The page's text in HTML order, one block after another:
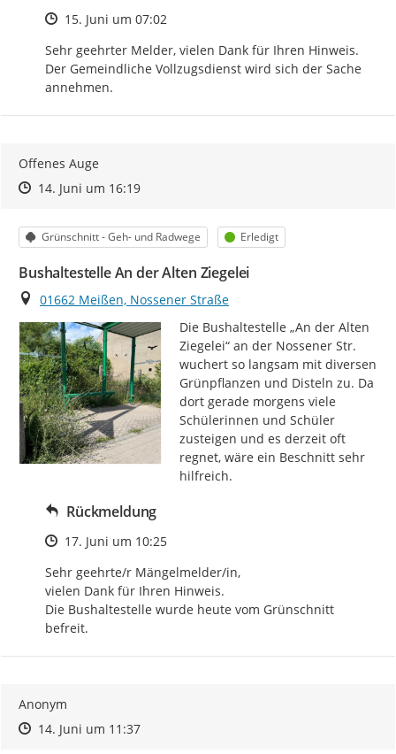
Zeitpunkt des Erstellens
15. Juni um 07:02
Sehr geehrter Melder, vielen Dank für Ihren Hinweis.
Der Gemeindliche Vollzugsdienst wird sich der Sache
annehmen.
Offenes Auge
Zeitpunkt des Erstellens
Zeitpunkt des Erstellens
14. Juni um 16:19Zur Äußerung
Kategorie
Grünschnitt - Geh- und Radwege Status
Erledigt
Bushaltestelle An der Alten Ziegelei
Ort
01662 Meißen, Nossener Straße
Die Bushaltestelle „An der Alten
Ziegelei“ an der Nossener Str.
wuchert so langsam mit diversen
Grünpflanzen und Disteln zu. Da
dort gerade morgens viele
Schülerinnen und Schüler
zusteigen und es derzeit oft
regnet, wäre ein Beschnitt sehr
hilfreich.
Rückmeldung
Zeitpunkt des Erstellens
17. Juni um 10:25
Sehr geehrte/r Mängelmelder/in,
vielen Dank für Ihren Hinweis.
Die Bushaltestelle wurde heute vom Grünschnitt
befreit.
Anonym
Zeitpunkt des Erstellens
Zeitpunkt des Erstellens
14. Juni um 11:37Zur Äußerung